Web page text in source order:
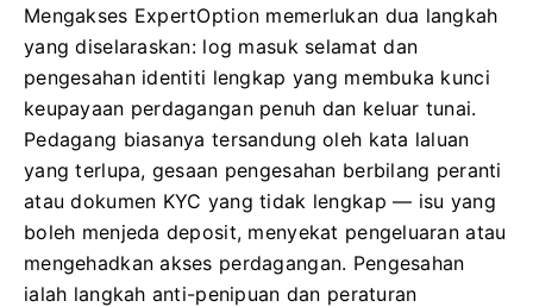
Mengakses ExpertOption memerlukan dua langkah
yang diselaraskan: log masuk selamat dan
pengesahan identiti lengkap yang membuka kunci
keupayaan perdagangan penuh dan keluar tunai.
Pedagang biasanya tersandung oleh kata laluan
yang terlupa, gesaan pengesahan berbilang peranti
atau dokumen KYC yang tidak lengkap — isu yang
boleh menjeda deposit, menyekat pengeluaran atau
mengehadkan akses perdagangan. Pengesahan
ialah langkah anti-penipuan dan peraturan